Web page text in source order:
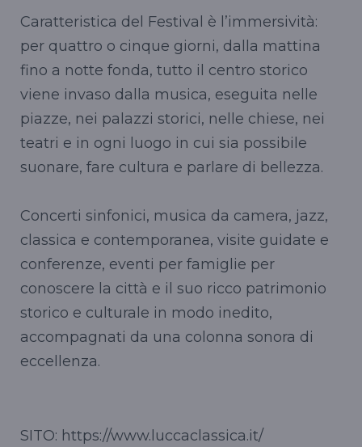
Caratteristica del Festival è l’immersività:
per quattro o cinque giorni, dalla mattina
fino a notte fonda, tutto il centro storico
viene invaso dalla musica, eseguita nelle
piazze, nei palazzi storici, nelle chiese, nei
teatri e in ogni luogo in cui sia possibile
suonare, fare cultura e parlare di bellezza.
Concerti sinfonici, musica da camera, jazz,
classica e contemporanea, visite guidate e
conferenze, eventi per famiglie per
conoscere la città e il suo ricco patrimonio
storico e culturale in modo inedito,
accompagnati da una colonna sonora di
eccellenza.
SITO: https://www.luccaclassica.it/